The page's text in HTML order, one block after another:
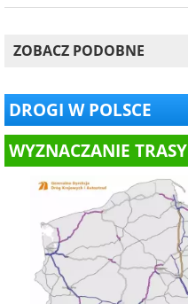
ZOBACZ PODOBNE
DROGI W POLSCE
WYZNACZANIE TRASY